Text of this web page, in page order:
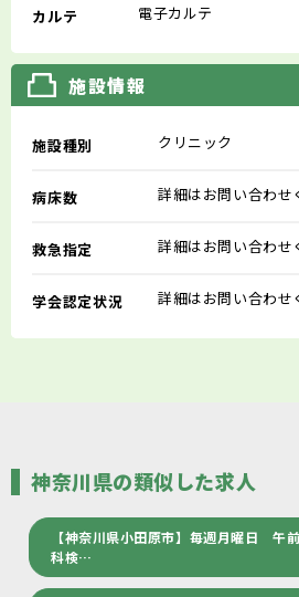
カルテ 電子カルテ
施設情報
施設種別 クリニック
病床数 詳細はお問い合わせ
救急指定 詳細はお問い合わせ
学会認定状況 詳細はお問い合わせ
神奈川県の類似した求人
【神奈川県小田原市】毎週月曜日
科検…